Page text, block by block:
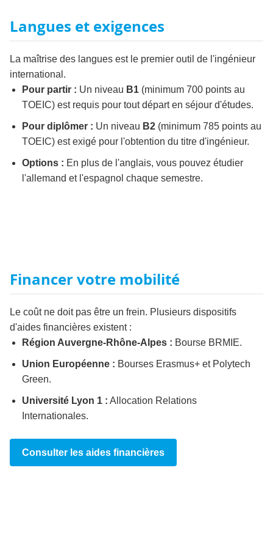
Langues et exigences
La maîtrise des langues est le premier outil de l'ingénieur
international.
Pour partir : Un niveau B1 (minimum 700 points au
TOEIC) est requis pour tout départ en séjour d'études.
Pour diplômer : Un niveau B2 (minimum 785 points au
TOEIC) est exigé pour l'obtention du titre d'ingénieur.
Options : En plus de l'anglais, vous pouvez étudier
l'allemand et l'espagnol chaque semestre.
Financer votre mobilité
Le coût ne doit pas être un frein. Plusieurs dispositifs
d'aides financières existent :
Région Auvergne-Rhône-Alpes : Bourse BRMIE.
Union Européenne : Bourses Erasmus+ et Polytech
Green.
Université Lyon 1 : Allocation Relations
Internationales.
Consulter les aides financières